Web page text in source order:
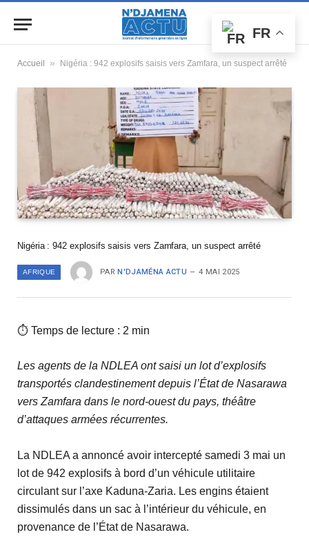
Accueil » Nigéria : 942 explosifs saisis vers Zamfara, un suspect arrêté
Nigéria : 942 explosifs saisis vers Zamfara, un suspect arrêté
AFRIQUE PAR N'DJAMÉNA ACTU 4 MAI 2025
⏱ Temps de lecture : 2 min
Les agents de la NDLEA ont saisi un lot d’explosifs
transportés clandestinement depuis l’État de Nasarawa
vers Zamfara dans le nord-ouest du pays, théâtre
d’attaques armées récurrentes.
La NDLEA a annoncé avoir intercepté samedi 3 mai un
lot de 942 explosifs à bord d’un véhicule utilitaire
circulant sur l’axe Kaduna-Zaria. Les engins étaient
dissimulés dans un sac à l’intérieur du véhicule, en
provenance de l’État de Nasarawa.
FR